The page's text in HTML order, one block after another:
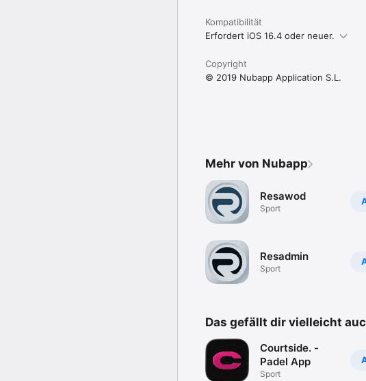
Kompatibilität
Erfordert iOS 16.4 oder neuer.
Copyright
© 2019 Nubapp Application S.L.
Mehr von Nubapp
Resawod
Sport
Resadmin
Sport
Das gefällt dir vielleicht
Courtside. -
Padel App
Sport